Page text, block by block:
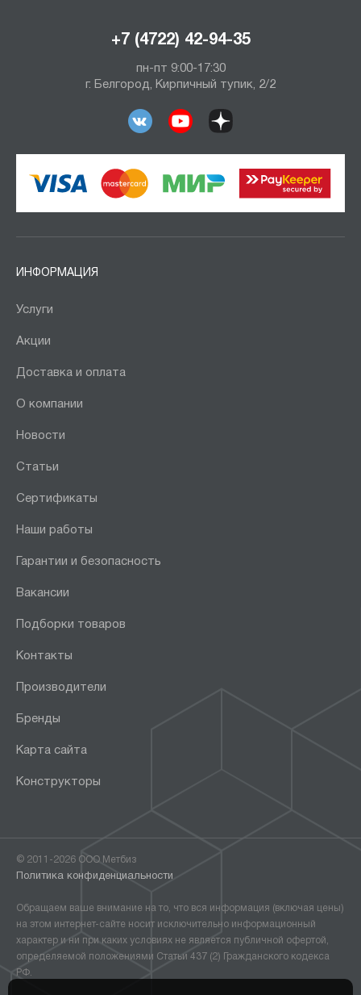
+7 (4722) 42-94-35
пн-пт 9:00-17:30
г. Белгород, Кирпичный тупик, 2/2
ИНФОРМАЦИЯ
Услуги
Акции
Доставка и оплата
О компании
Новости
Статьи
Сертификаты
Наши работы
Гарантии и безопасность
Вакансии
Подборки товаров
Контакты
Производители
Бренды
Карта сайта
Конструкторы
© 2011-2026 ООО Метбиз
Политика конфиденциальности
Обращаем ваше внимание на то, что вся информация (включая цены)
на этом интернет-сайте носит исключительно информационный
характер и ни при каких условиях не является публичной офертой,
определяемой положениями Статьи 437 (2) Гражданского кодекса
РФ.